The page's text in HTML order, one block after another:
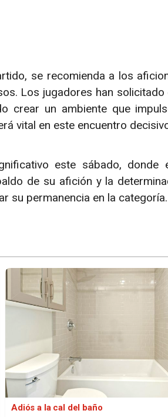
se recomienda a los
Los jugadores han solicitado
crear un ambiente que
vital en este encuentro
este sábado, donde
de su afición y la
su permanencia en la categoría.
Adiós a la cal del baño